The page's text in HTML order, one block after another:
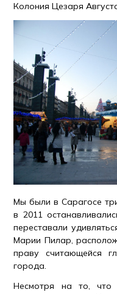
Колония Цезаря
Мы были в Сарагосе
в 2011
переставали
Марии Пилар,
праву считающейся
города.
Несмотря на то, что